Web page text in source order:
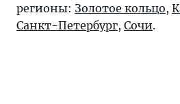
регионы: Золотое кольцо,
Санкт-Петербург, Сочи.